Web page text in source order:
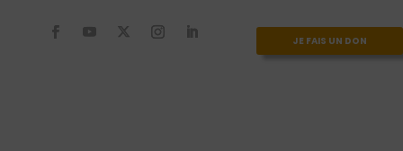
JE FAIS UN DON